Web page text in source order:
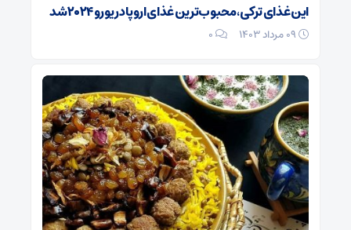
این غذای ترکی، محبوب‌ترین غذای اروپا در یورو ۲۰۲۴ شد
0